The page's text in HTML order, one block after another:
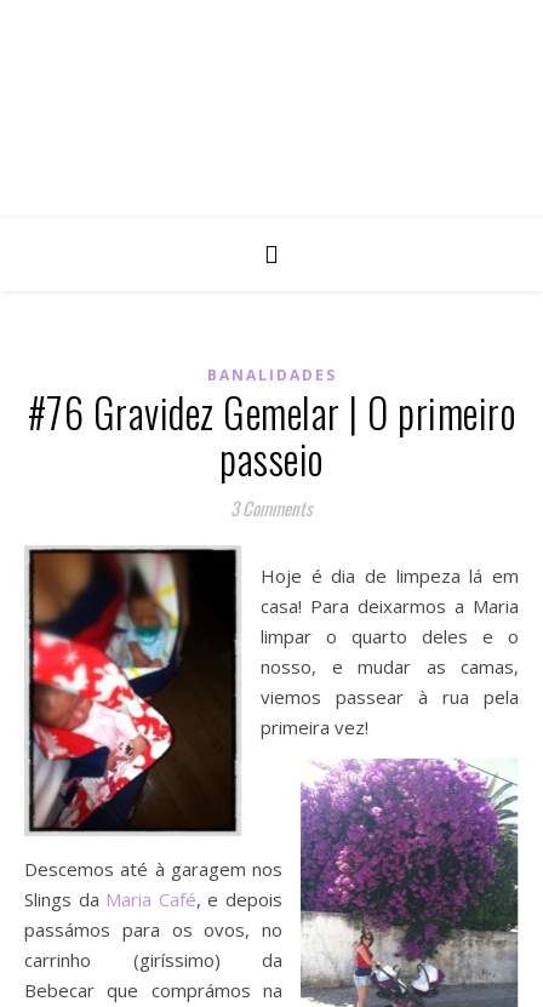
BANALIDADES
#76 Gravidez Gemelar | O primeiro
passeio
3 Comments
Hoje é dia de limpeza lá em
casa! Para deixarmos a Maria
limpar o quarto deles e o
nosso, e mudar as camas,
viemos passear à rua pela
primeira vez!
Descemos até à garagem nos
Slings da Maria Café, e depois
passámos para os ovos, no
carrinho (giríssimo) da
Bebecar que comprámos na